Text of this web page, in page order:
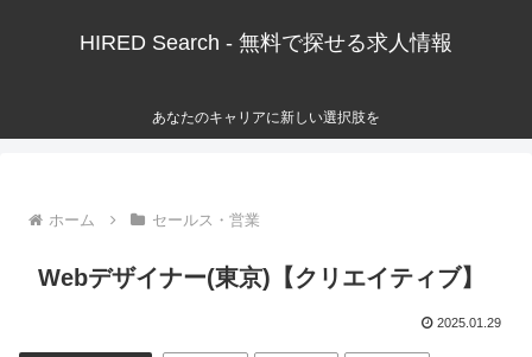
HIRED Search - 無料で探せる求人情報
あなたのキャリアに新しい選択肢を
ホーム セールス・営業
Webデザイナー(東京)【クリエイティブ】
2025.01.29